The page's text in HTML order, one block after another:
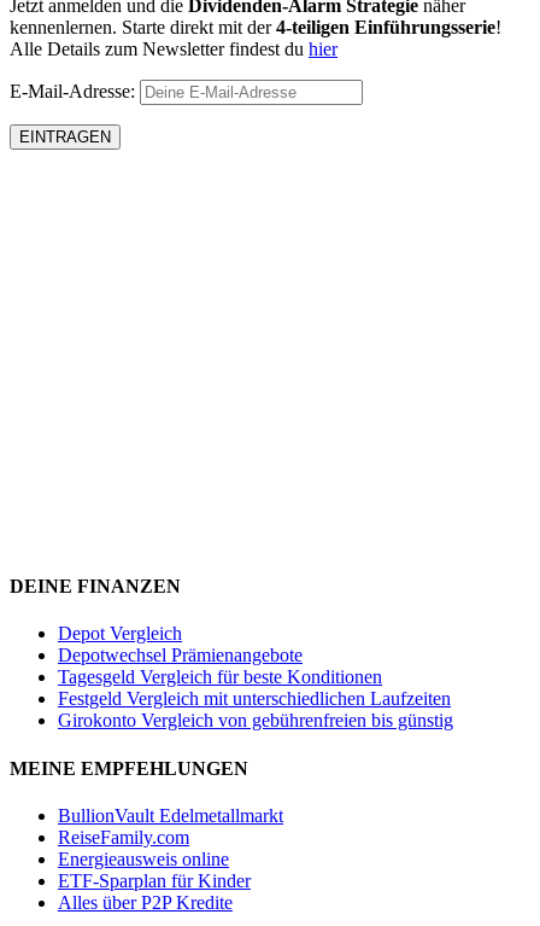
Jetzt anmelden und die Dividenden-Alarm Strategie näher
kennenlernen. Starte direkt mit der4-teiligen Einführungsserie!
Alle Details zum Newsletter findest du hier
E-Mail-Adresse:
DEINE FINANZEN
Depot Vergleich
Depotwechsel Prämienangebote
Tagesgeld Vergleich für beste Konditionen
Festgeld Vergleich mit unterschiedlichen Laufzeiten
Girokonto Vergleich von gebührenfreien bis günstig
MEINE EMPFEHLUNGEN
BullionVault Edelmetallmarkt
ReiseFamily.com
Energieausweis online
ETF-Sparplan für Kinder
Alles über P2P Kredite